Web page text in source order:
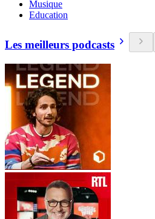
Musique
Education
Les meilleurs podcasts